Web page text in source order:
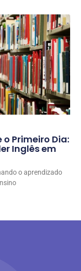
Primeiro Dia:
Inglês em
o aprendizado